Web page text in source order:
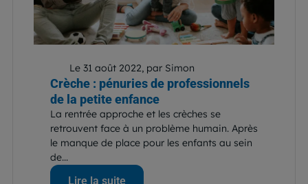
Le 31 août 2022, par Simon
Crèche : pénuries de professionnels
de la petite enfance
La rentrée approche et les crèches se
retrouvent face à un problème humain. Après
le manque de place pour les enfants au sein
de...
Lire la suite